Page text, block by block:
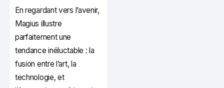
En regardant vers l’avenir,
Magius illustre
parfaitement une
tendance inéluctable : la
fusion entre l’art, la
technologie, et